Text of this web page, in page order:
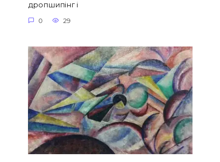
дропшипінг і
0 29